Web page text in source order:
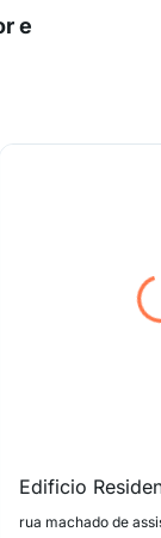
e
rua machado de